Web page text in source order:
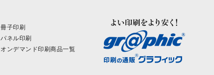
冊子印刷
パネル印刷
オンデマンド印刷商品一覧